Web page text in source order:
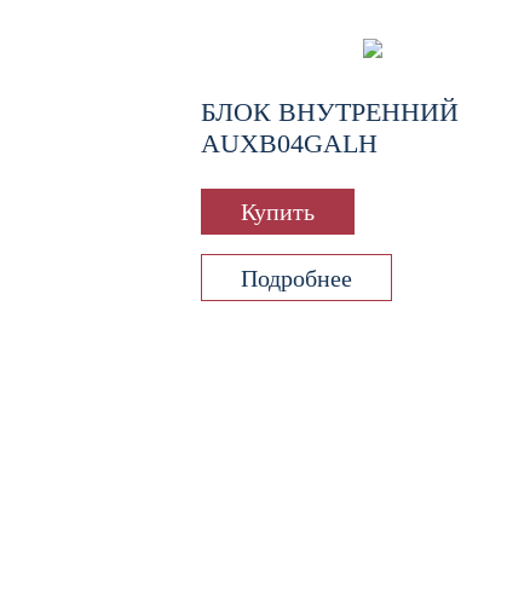
БЛОК ВНУТРЕННИЙ
AUXB04GALH
Купить
Подробнее